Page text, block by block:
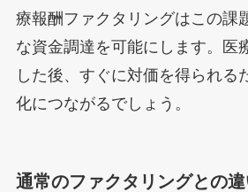
療報酬ファクタリングはこの課
な資金調達を可能にします。医
した後、すぐに対価を得られる
化につながるでしょう。
通常のファクタリングとの